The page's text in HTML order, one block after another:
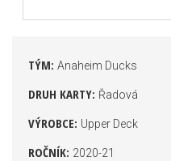
TÝM: Anaheim Ducks
DRUH KARTY: Řadová
VÝROBCE: Upper Deck
ROČNÍK: 2020-21